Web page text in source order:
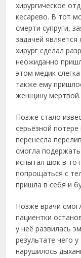
хирургическое
кесарево. В тот
смерти супруги,
задачей
хирург сделал
неожиданно
этом медик
также ему
женщину мертвой.
Позже стало
серьёзной
перенесла
смогла
испытал шок в
попрощаться с
пришла в себя и
Позже врачи
пациентки
у неё развилась
результате чего
нарушилось